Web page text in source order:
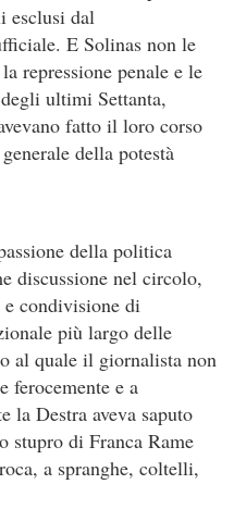
esclusi dal
E Solinas non le
repressione penale e le
ultimi Settanta,
fatto il loro corso
della potestà
della politica
discussione nel circolo,
condivisione di
più largo delle
al quale il giornalista non
ferocemente e a
la Destra aveva saputo
di Franca Rame
a spranghe, coltelli,